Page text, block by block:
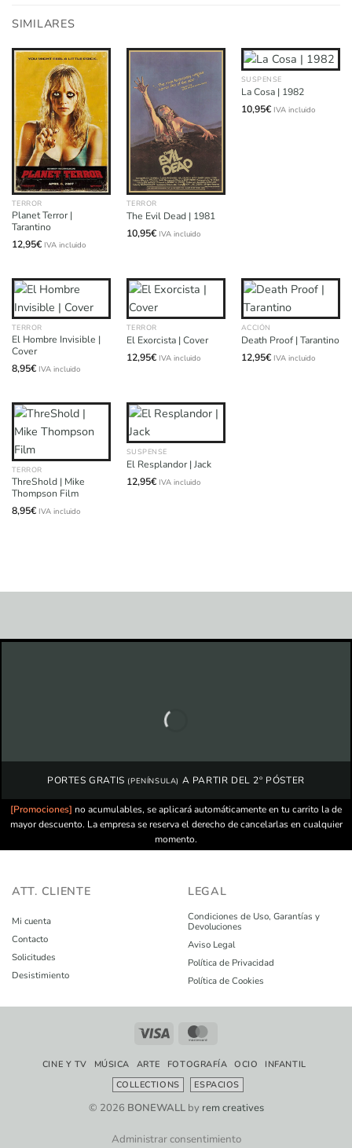
SIMILARES
TERROR
Planet Terror |
Tarantino
12,95€ IVA incluido
TERROR
The Evil Dead | 1981
10,95€ IVA incluido
SUSPENSE
La Cosa | 1982
10,95€ IVA incluido
TERROR
El Hombre Invisible |
Cover
8,95€ IVA incluido
TERROR
El Exorcista | Cover
12,95€ IVA incluido
ACCIÓN
Death Proof | Tarantino
12,95€ IVA incluido
TERROR
ThreShold | Mike
Thompson Film
8,95€ IVA incluido
SUSPENSE
El Resplandor | Jack
12,95€ IVA incluido
PORTES GRATIS (PENÍNSULA) A PARTIR DEL 2º PÓSTER
[Promociones] no acumulables, se aplicará automáticamente en tu carrito la de
mayor descuento. La empresa se reserva el derecho de cancelarlas en cualquier
momento.
ATT. CLIENTE
Mi cuenta
Contacto
Solicitudes
Desistimiento
LEGAL
Condiciones de Uso, Garantías y
Devoluciones
Aviso Legal
Política de Privacidad
Política de Cookies
CINE Y TV MÚSICA ARTE FOTOGRAFÍA OCIO
INFANTIL
COLLECTIONS
ESPACIOS
© 2026 BONEWALLby rem creatives
Administrar consentimiento